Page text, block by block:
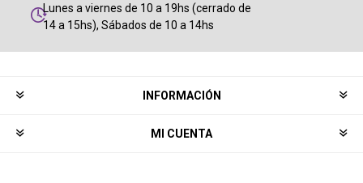
Lunes a viernes de 10 a 19hs (cerrado de
14 a 15hs), Sábados de 10 a 14hs
INFORMACIÓN
MI CUENTA